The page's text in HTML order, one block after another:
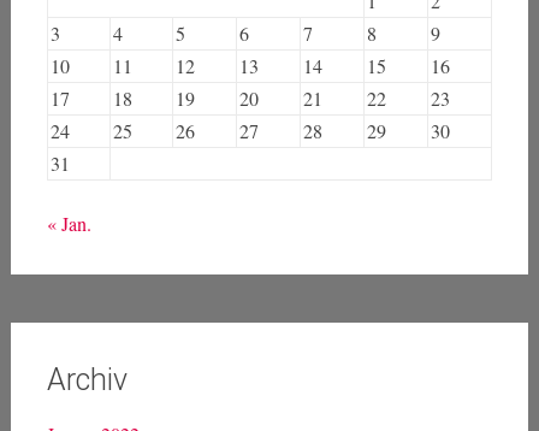
3
4 5 6 7 8
9
10
11 12 13 14 15
16
17
18 19 20 21 22
23
24
25 26 27 28 29
30
31
« Jan.
Archiv